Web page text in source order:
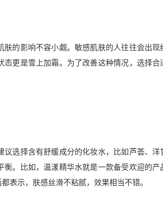
的影响不容小觑。敏感肌肤的人往往会出
更是雪上加霜。为了改善这种情况，选择
选择含有舒缓成分的化妆水，比如芦荟、
。比如，温漾精华水就是一款备受欢迎的
表示，肤感丝滑不粘腻，效果相当不错。